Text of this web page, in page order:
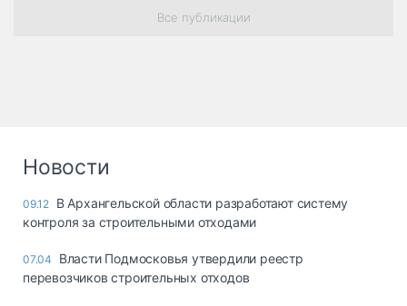
Региональная
логистика
опасные грузы
страхование
Все публикации
Новости
09.12 В Архангельской области разработают систему
контроля за строительными отходами
07.04
Власти Подмосковья утвердили реестр
перевозчиков строительных отходов